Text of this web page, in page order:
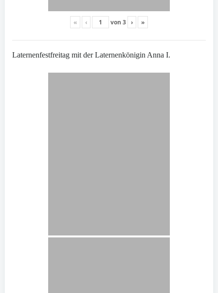
« ‹ von 3 › »
Laternenfestfreitag mit der Laternenkönigin Anna I.